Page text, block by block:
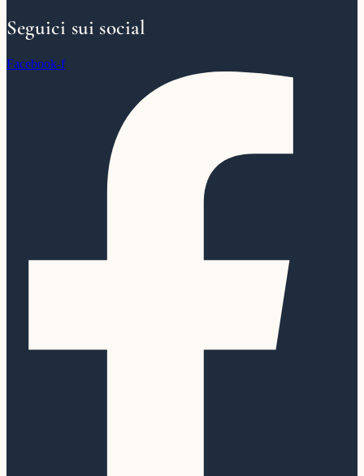
Seguici sui social
Facebook-f